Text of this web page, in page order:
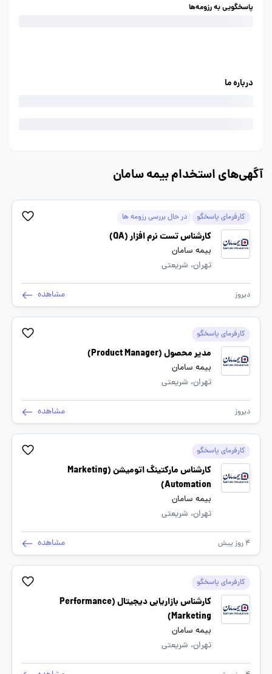
پاسخگویی به رزومه‌ها
درباره ما
آگهی‌های استخدام بیمه سامان
کارفرمای پاسخگو در حال بررسی رزومه ها
کارشناس تست نرم افزار (QA)
بیمه سامان
تهران، شریعتی
دیروز مشاهده
کارفرمای پاسخگو
مدیر محصول (Product Manager)
بیمه سامان
تهران، شریعتی
دیروز مشاهده
کارفرمای پاسخگو
کارشناس مارکتینگ اتومیشن (Marketing
Automation)
بیمه سامان
تهران، شریعتی
4 روز پیش مشاهده
کارفرمای پاسخگو
کارشناس بازاریابی دیجیتال (Performance
Marketing)
بیمه سامان
تهران، شریعتی